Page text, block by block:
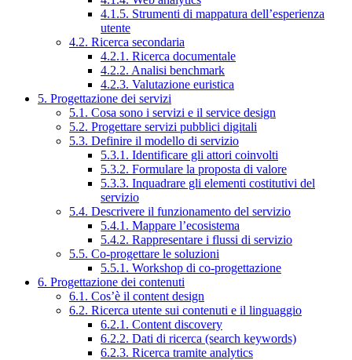
4.1.5. Strumenti di mappatura dell’esperienza
utente
4.2. Ricerca secondaria
4.2.1. Ricerca documentale
4.2.2. Analisi benchmark
4.2.3. Valutazione euristica
5. Progettazione dei servizi
5.1. Cosa sono i servizi e il service design
5.2. Progettare servizi pubblici digitali
5.3. Definire il modello di servizio
5.3.1. Identificare gli attori coinvolti
5.3.2. Formulare la proposta di valore
5.3.3. Inquadrare gli elementi costitutivi del
servizio
5.4. Descrivere il funzionamento del servizio
5.4.1. Mappare l’ecosistema
5.4.2. Rappresentare i flussi di servizio
5.5. Co-progettare le soluzioni
5.5.1. Workshop di co-progettazione
6. Progettazione dei contenuti
6.1. Cos’è il content design
6.2. Ricerca utente sui contenuti e il linguaggio
6.2.1. Content discovery
6.2.2. Dati di ricerca (search keywords)
6.2.3. Ricerca tramite analytics